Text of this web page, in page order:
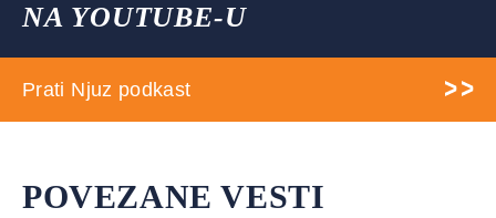
NA YOUTUBE-U
Prati Njuz podkast
POVEZANE VESTI